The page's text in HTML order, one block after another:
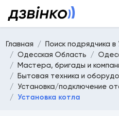
Главная
Поиск подрядчика в
Одесская Область
Мастера, бригады и
Бытовая техника и
Установка/подключение
Установка котла